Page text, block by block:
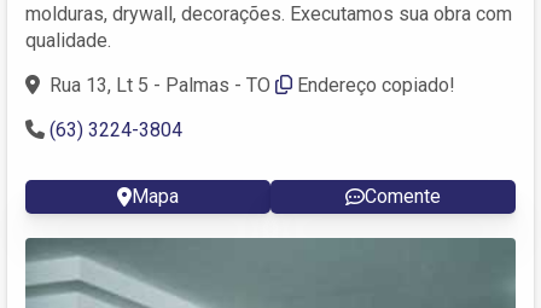
molduras, drywall, decorações. Executamos sua obra com
qualidade.
Rua 13, Lt 5 - Palmas - TO
Endereço copiado!
(63) 3224-3804
Mapa Comente